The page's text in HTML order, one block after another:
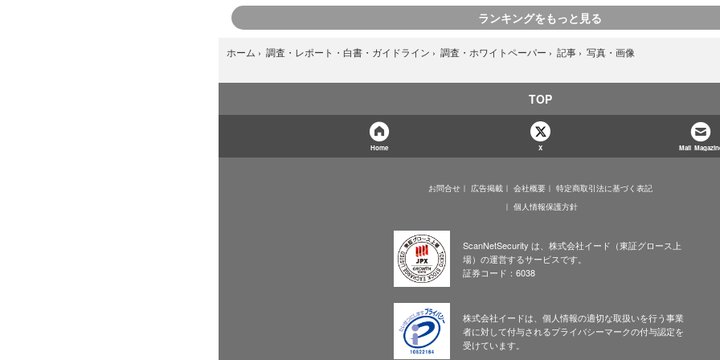
ランキングをもっと見る
ホーム › 調査・レポート・白書・ガイドライン › 調査・ホワイトペーパー › 記事 › 写真・画像
TOP
Home X Mail
お問合せ 広告掲載 会社概要
特定商取引法に基づく表記
個人情報保護方針
ScanNetSecurity は、株式会社イード（東証グロース上
場）の運営するサービスです。
証券コード：6038
株式会社イードは、個人情報の適切な取扱いを行う事業
者に対して付与されるプライバシーマークの付与認定を
受けています。